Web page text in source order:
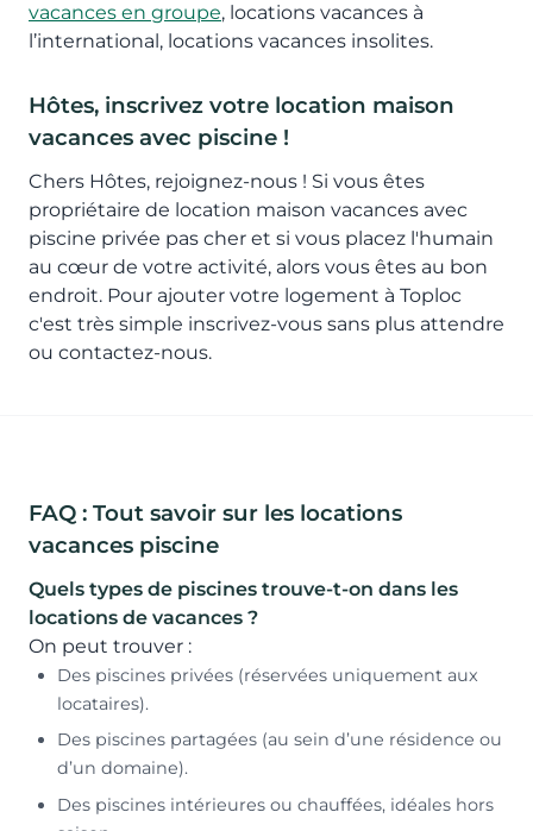
vacances en groupe, locations vacances à
l’international, locations vacances insolites.
Hôtes, inscrivez votre location maison
vacances avec piscine !
Chers Hôtes, rejoignez-nous ! Si vous êtes
propriétaire de location maison vacances avec
piscine privée pas cher et si vous placez l'humain
au cœur de votre activité, alors vous êtes au bon
endroit. Pour ajouter votre logement à Toploc
c'est très simple inscrivez-vous sans plus attendre
ou contactez-nous.
FAQ : Tout savoir sur les locations
vacances piscine
Quels types de piscines trouve-t-on dans les
locations de vacances ?
On peut trouver :
Des piscines privées (réservées uniquement aux
locataires).
Des piscines partagées (au sein d’une résidence ou
d’un domaine).
Des piscines intérieures ou chauffées, idéales hors